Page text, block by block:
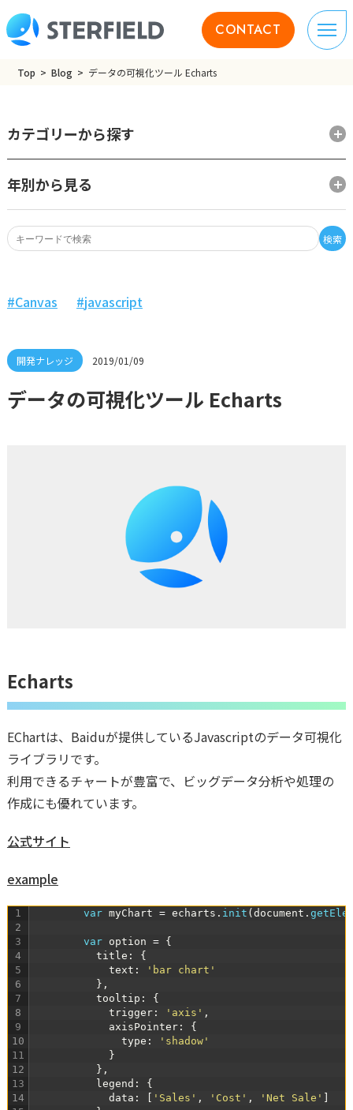
CONTACT
Top Blog データの可視化ツール Echarts
検索
カテゴリーから探す
年別から見る
2019/01/09
Canvas javascript
データの可視化ツール Echarts
Echarts
EChartは、Baiduが提供しているJavascriptのデータ可視化
ライブラリです。
利用できるチャートが豊富で、ビッグデータ分析や処理の
作成にも優れています。
公式サイト
example
1
2
3
4
5
6
7
8
9
10
11
12
13
14
var myChart = echarts . init ( document .
var option =
{
title :
{
text :
'bar chart'
} ,
tooltip :
{
trigger: 'axis' ,
axisPointer:
{
type :
'shadow'
}
} ,
legend :
{
data : 'Sales' , 'Cost' , 'Net Sale'